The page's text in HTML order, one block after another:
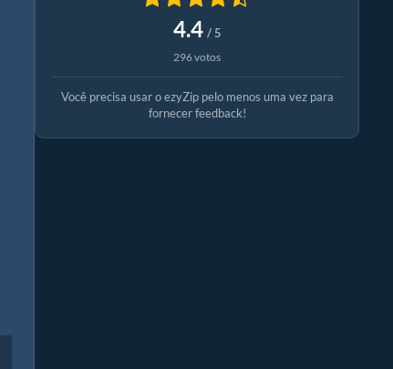
4.4 / 5
296 votos
Você precisa usar o ezyZip pelo menos uma vez para
fornecer feedback!